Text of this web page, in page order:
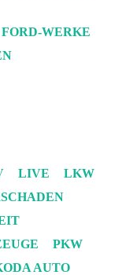
FORD-WERKE
LIVE
LKW
PKW
AUTO